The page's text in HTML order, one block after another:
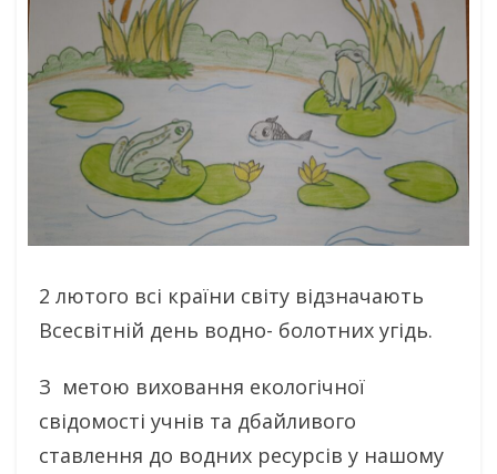
2 лютого всі країни світу відзначають
Всесвітній день водно- болотних угідь.
З метою виховання екологічної
свідомості учнів та дбайливого
ставлення до водних ресурсів у нашому